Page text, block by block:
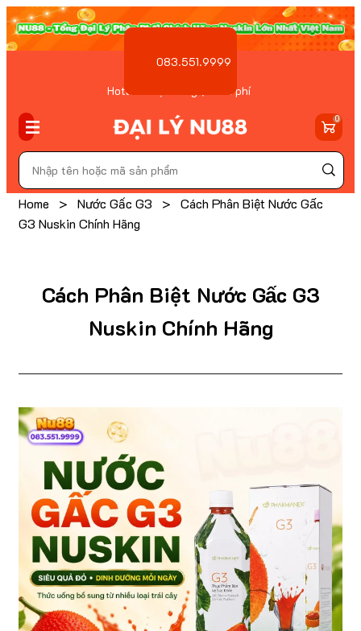
Hotline Đặt hàng ( Miễn phí
083.551.9999
0
Home > Nước Gấc G3 >
Cách Phân Biệt Nước Gấc
G3 Nuskin Chính Hãng
Cách Phân Biệt Nước Gấc G3
Nuskin Chính Hãng